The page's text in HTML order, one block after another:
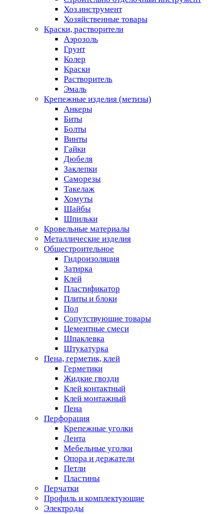
Хоз.инструмент
Хозяйственные товары
Краски, растворители
Аэрозоль
Грунт
Колер
Краски
Растворитель
Эмаль
Крепежные изделия (метизы)
Анкеры
Биты
Болты
Винты
Гайки
Дюбеля
Заклепки
Саморезы
Такелаж
Хомуты
Шайбы
Шпильки
Кровельные материалы
Металлические изделия
Общестроительное
Гидроизоляция
Затирка
Клей
Пластификатор
Плиты и блоки
Пол
Сопутствующие товары
Цементные смеси
Шпаклевка
Штукатурка
Пена, герметик, клей
Герметики
Жидкие гвозди
Клей контактный
Клей монтажный
Пена
Перфорация
Крепежные уголки
Лента
Мебельные уголки
Опора и держатели
Петли
Пластины
Перчатки
Профиль и комплектующие
Электроды